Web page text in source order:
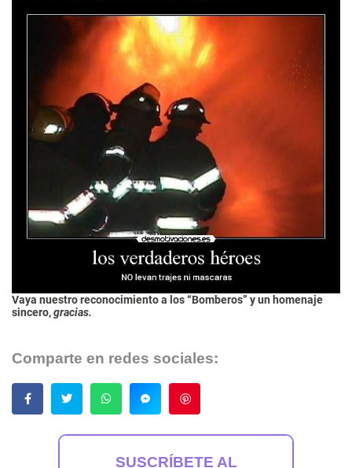
Vaya nuestro reconocimiento a los “Bomberos” y un homenaje
sincero,gracias.
Comparte en redes sociales:
SUSCRÍBETE AL